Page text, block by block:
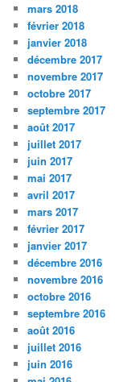
mars 2018
février 2018
janvier 2018
décembre 2017
novembre 2017
octobre 2017
septembre 2017
août 2017
juillet 2017
juin 2017
mai 2017
avril 2017
mars 2017
février 2017
janvier 2017
décembre 2016
novembre 2016
octobre 2016
septembre 2016
août 2016
juillet 2016
juin 2016